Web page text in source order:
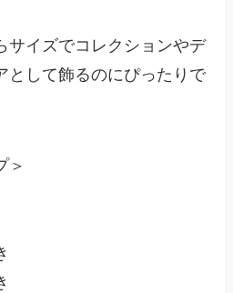
サイズでコレクションやデ
として飾るのにぴったりで
＞